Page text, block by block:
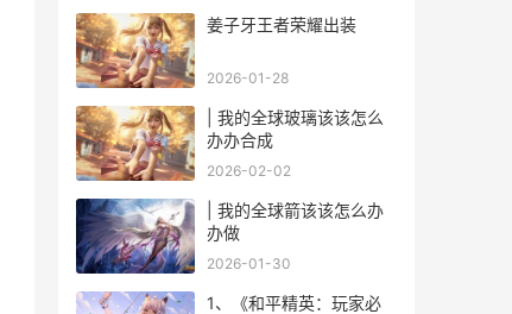
姜子牙王者荣耀出装
2026-01-28
| 我的全球玻璃该该怎么
办办合成
2026-02-02
| 我的全球箭该该怎么办
办做
2026-01-30
1、《和平精英：玩家必